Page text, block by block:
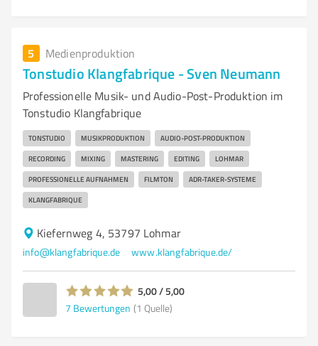
5 Medienproduktion
Tonstudio Klangfabrique - Sven Neumann
Professionelle Musik- und Audio-Post-Produktion im
Tonstudio Klangfabrique
TONSTUDIO MUSIKPRODUKTION AUDIO-POST-PRODUKTION
RECORDING MIXING MASTERING EDITING LOHMAR
PROFESSIONELLE AUFNAHMEN FILMTON ADR-TAKER-SYSTEME
KLANGFABRIQUE
Kiefernweg 4, 53797 Lohmar
info@klangfabrique.de www.klangfabrique.de/
5,00 / 5,00
7 Bewertungen (1 Quelle)